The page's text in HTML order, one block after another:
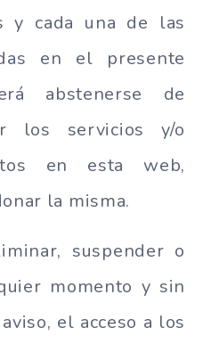
y cada una de las
en el presente
abstenerse de
los servicios y/o
en esta web,
la misma.
suspender o
momento y sin
el acceso a los